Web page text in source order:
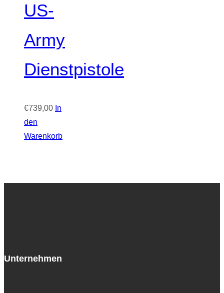
US-
Army
Dienstpistole
€739,00 In
den
Warenkorb
Unternehmen